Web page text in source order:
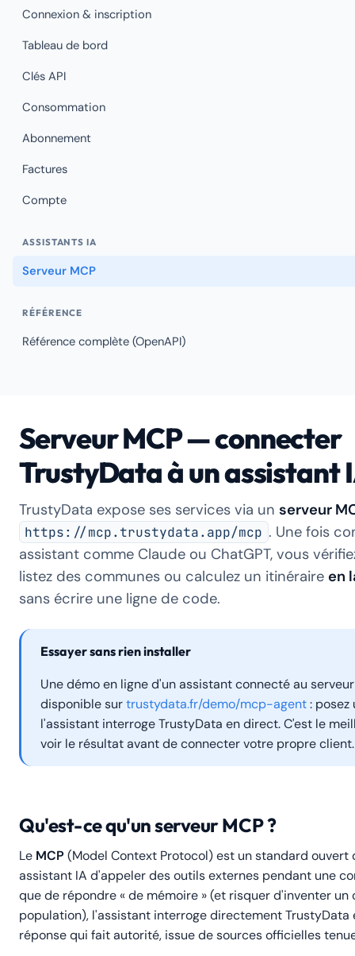
Connexion & inscription
Tableau de bord
Clés API
Consommation
Abonnement
Factures
Compte
ASSISTANTS IA
Serveur MCP
RÉFÉRENCE
Référence complète (OpenAPI)
Serveur MCP — connecter
TrustyData à un assistant
TrustyData expose ses services via un serveur
https://mcp.trustydata.app/mcp . Une fois
assistant comme Claude ou ChatGPT, vous
listez des communes ou calculez un itinéraire en
sans écrire une ligne de code.
Essayer sans rien installer
Une démo en ligne d'un assistant connecté au
disponible surtrustydata.fr/demo/mcp-agent: posez
l'assistant interroge TrustyData en direct. C'est le
voir le résultat avant de connecter votre propre client.
Qu'est-ce qu'un serveur MCP ?
Le MCP (Model Context Protocol) est un standard ouvert
assistant IA d'appeler des outils externes pendant une
que de répondre « de mémoire » (et risquer d'inventer un
population), l'assistant interroge directement TrustyData
réponse qui fait autorité, issue de sources officielles